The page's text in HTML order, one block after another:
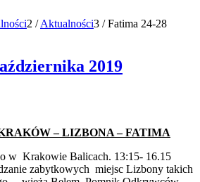
2 / Aktualności3 / Fatima 24-28
2019
– LIZBONA – FATIMA
w Krakowie Balicach. 13:15- 16.15
zabytkowych miejsc Lizbony takich